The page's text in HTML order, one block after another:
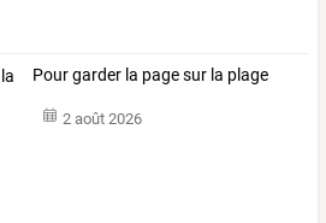
Pour garder la page sur la plage
2 août 2026